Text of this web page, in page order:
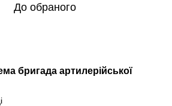
До обраного
бригада артилерійської